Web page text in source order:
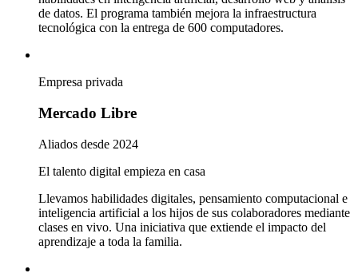
de datos. El programa también mejora la infraestructura
tecnológica con la entrega de 600 computadores.
Empresa privada
Mercado Libre
Aliados desde 2024
El talento digital empieza en casa
Llevamos habilidades digitales, pensamiento computacional e
inteligencia artificial a los hijos de sus colaboradores mediante
clases en vivo. Una iniciativa que extiende el impacto del
aprendizaje a toda la familia.